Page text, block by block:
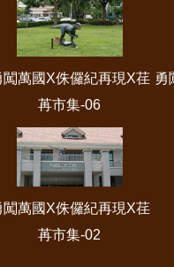
闖萬國X侏儸紀再現X荏
苒市集-06
勇
闖萬國X侏儸紀再現X荏
苒市集-02